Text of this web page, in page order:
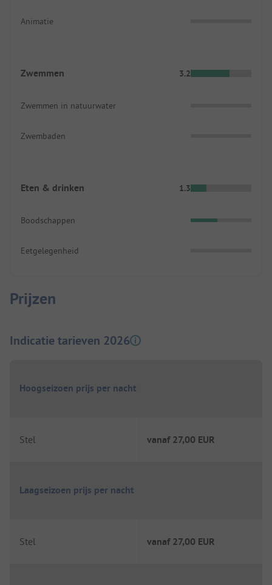
Animatie
Zwemmen 3.2
Zwemmen in natuurwater
Zwembaden
Eten & drinken 1.3
Boodschappen
Eetgelegenheid
Prijzen
Indicatie tarieven 2026
Hoogseizoen prijs per nacht
Stel vanaf 27,00 EUR
Laagseizoen prijs per nacht
Stel vanaf 27,00 EUR